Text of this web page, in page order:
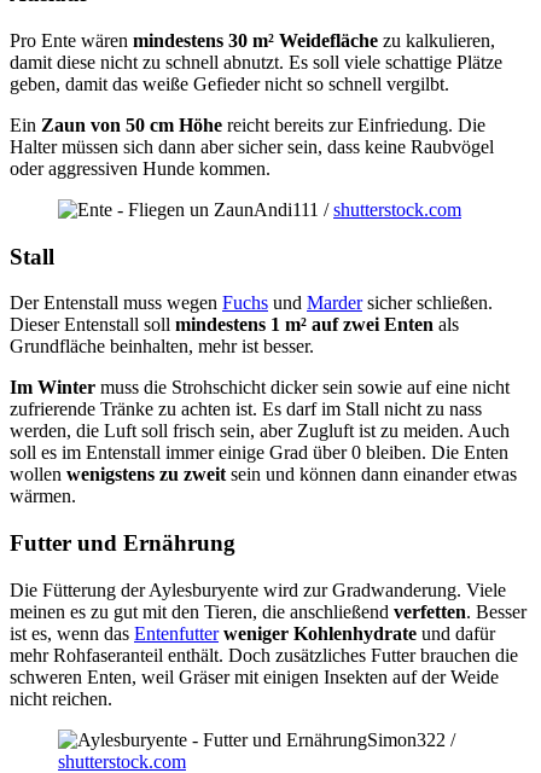
Pro Ente wären mindestens 30 m² Weidefläche zu kalkulieren,
damit diese nicht zu schnell abnutzt. Es soll viele schattige Plätze
geben, damit das weiße Gefieder nicht so schnell vergilbt.
Ein Zaun von 50 cm Höhe reicht bereits zur Einfriedung. Die
Halter müssen sich dann aber sicher sein, dass keine Raubvögel
oder aggressiven Hunde kommen.
Andi111 /shutterstock.com
Stall
Der Entenstall muss wegen Fuchs und Mardersicher schließen.
Dieser Entenstall soll mindestens 1 m² auf zwei Enten als
Grundfläche beinhalten, mehr ist besser.
Im Winter muss die Strohschicht dicker sein sowie auf eine nicht
zufrierende Tränke zu achten ist. Es darf im Stall nicht zu nass
werden, die Luft soll frisch sein, aber Zugluft ist zu meiden. Auch
soll es im Entenstall immer einige Grad über 0 bleiben. Die Enten
wollen wenigstens zu zweitsein und können dann einander etwas
wärmen.
Futter und Ernährung
Die Fütterung der Aylesburyente wird zur Gradwanderung. Viele
meinen es zu gut mit den Tieren, die anschließend verfetten. Besser
ist es, wenn das Entenfutter weniger Kohlenhydrate und dafür
mehr Rohfaseranteil enthält. Doch zusätzliches Futter brauchen die
schweren Enten, weil Gräser mit einigen Insekten auf der Weide
nicht reichen.
Simon322 /
shutterstock.com